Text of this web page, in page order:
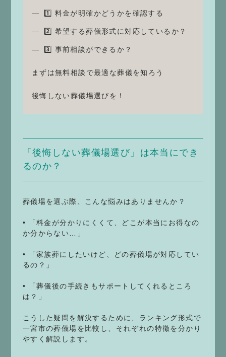
1️⃣ 料金が明確かどうかを確認する
2️⃣ 希望する葬儀形式に対応しているか？
3️⃣ 事前相談ができるか？
まずは無料相談で最適な葬儀を知ろう
後悔しない葬儀場選びを！
「後悔しない葬儀場選び」は本当にでき
るのか？
葬儀場を選ぶ際、こんな悩みはありませんか？
• 「料金が分かりにくくて、どこが本当にお得なの
か分からない…」
• 「家族葬にしたいけど、どの葬儀場が対応してい
るの？」
• 「葬儀後の手続きもサポートしてくれるところ
は？」
こうした疑問を解決するために、ランキング形式で
一宮市の葬儀場を比較し、それぞれの特徴を分かり
やすく解説します。